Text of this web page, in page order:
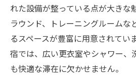
れた設備が整っている点が大きな
ラウンド、トレーニングルームな
るスペースが豊富に用意されてい
宿では、広い更衣室やシャワー、
も快適な滞在に欠かせません。